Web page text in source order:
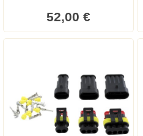
52,00 €